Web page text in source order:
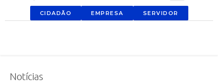
CIDADÃO EMPRESA SERVIDOR
Notícias